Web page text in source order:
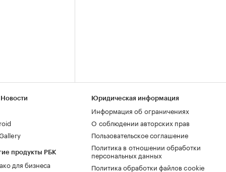
продукты РБК
для бизнеса
Юридическая информация
Информация об ограничениях
О соблюдении авторских прав
Пользовательское соглашение
Политика в отношении обработки
персональных данных
Политика обработки файлов cookie